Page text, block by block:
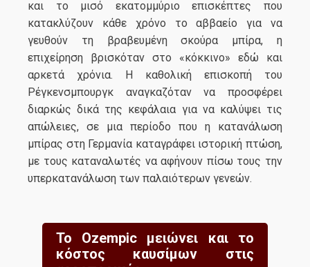
και τo μισό εκατομμύριο επισκέπτες που
κατακλύζουν κάθε χρόνο το αββαείο για να
γευθούν τη βραβευμένη σκούρα μπίρα, η
επιχείρηση βρισκόταν στο «κόκκινο» εδώ και
αρκετά χρόνια. Η καθολική επισκοπή του
Ρέγκενσμπουργκ αναγκαζόταν να προσφέρει
διαρκώς δικά της κεφάλαια για να καλύψει τις
απώλειες, σε μια περίοδο που η κατανάλωση
μπίρας στη Γερμανία καταγράφει ιστορική πτώση,
με τους καταναλωτές να αφήνουν πίσω τους την
υπερκατανάλωση των παλαιότερων γενεών.
Το Ozempic μειώνει και το
κόστος καυσίμων στις